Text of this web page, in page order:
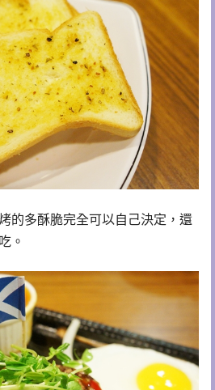
的多酥脆完全可以自己決定，還
。